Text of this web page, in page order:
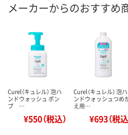
メーカーからのおすすめ
Curel（キュレル） 泡ハ
ンドウォッシュ ポン
プ …
¥550（税込）
Curel（キュレル） 泡ハ
ンドウォッシュつめ
え用…
¥693（税込